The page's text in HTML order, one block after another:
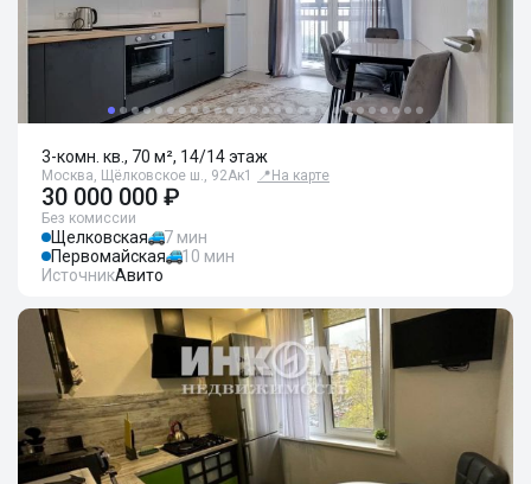
3-комн. кв., 70 м², 14/14 этаж
Москва, Щёлковское ш., 92Ак1 📍 На карте
30 000 000 ₽
Без комиссии
Щелковская
7 мин
Первомайская
10 мин
ИсточникАвито